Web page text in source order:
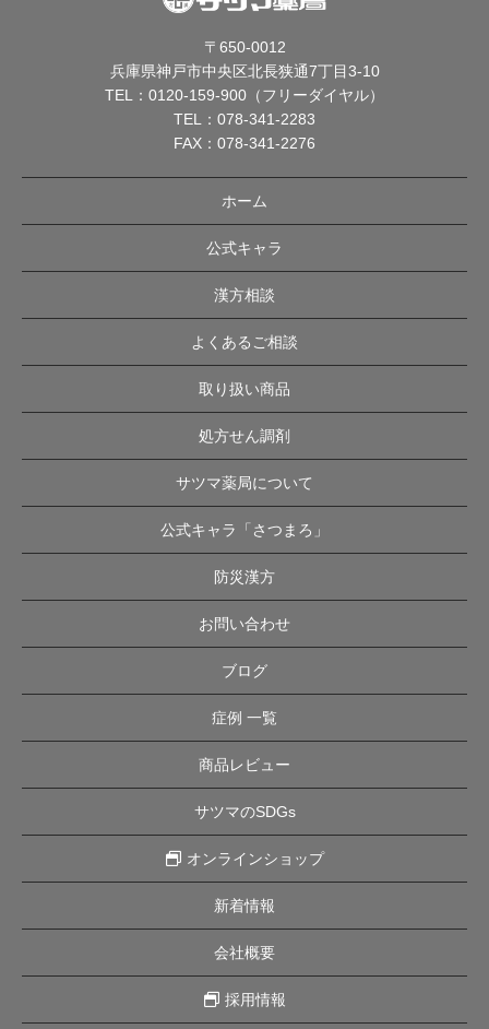
〒650-0012
兵庫県神戸市中央区北長狭通7丁目3-10
TEL： 0120-159-900（フリーダイヤル）
TEL： 078-341-2283
FAX：078-341-2276
ホーム
公式キャラ
漢方相談
よくあるご相談
取り扱い商品
処方せん調剤
サツマ薬局について
公式キャラ「さつまろ」
防災漢方
お問い合わせ
ブログ
症例 一覧
商品レビュー
サツマのSDGs
オンラインショップ
新着情報
会社概要
採用情報